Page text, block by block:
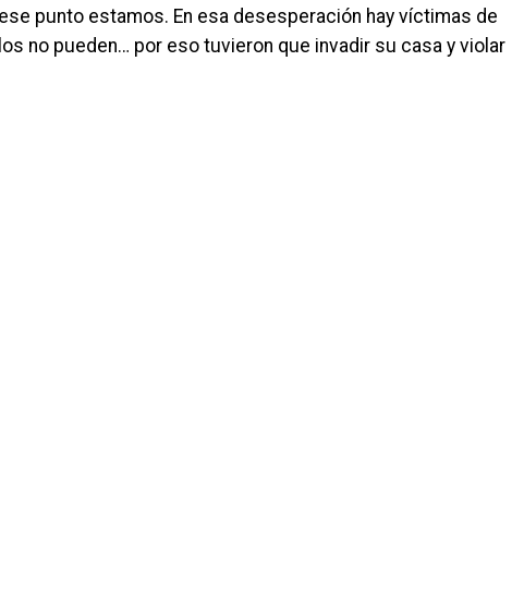
punto estamos. En esa desesperación hay víctimas de
no pueden… por eso tuvieron que invadir su casa y violar